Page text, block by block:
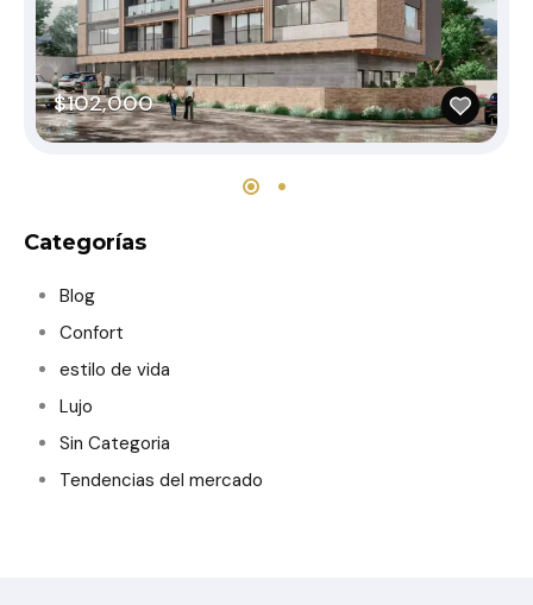
$102,000
Categorías
Blog
Confort
estilo de vida
Lujo
Sin Categoria
Tendencias del mercado